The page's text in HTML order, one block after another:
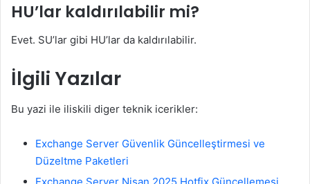
HU’lar kaldırılabilir mi?
Evet. SU’lar gibi HU’lar da kaldırılabilir.
İlgili Yazılar
Bu yazi ile iliskili diger teknik icerikler:
Exchange Server Güvenlik Güncelleştirmesi ve
Düzeltme Paketleri